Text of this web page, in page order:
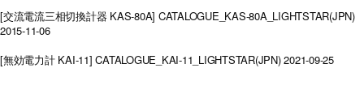
[交流電流三相切換計器 KAS-80A] CATALOGUE_KAS-80A_LIGHTSTAR(JPN)
2015-11-06
[無効電力計 KAI-11] CATALOGUE_KAI-11_LIGHTSTAR(JPN)2021-09-25